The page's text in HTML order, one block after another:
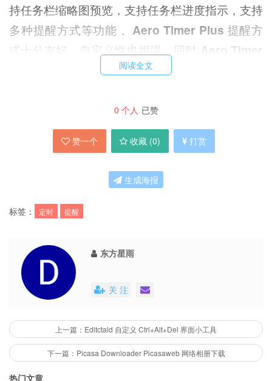
持任务栏缩略图预览，支持任务栏进度指示，支持
多种提醒方式等功能， Aero Timer Plus 提醒方
式十分友好，自定义性也很强，同时 Aero Timer
还提供定时关机功能，很周道！
P.S. 官方还提供了 Chrome 的
扩展，需要的请移步官网下载！
(1.3 MB): 官方网站 | 来自93876软件园
阅读全文
0 个人 已赞
赞一个 收藏 (0) 打赏
生成海报
标签： 定时 提醒
东方星雨
关 注
上一篇：Editctald 自定义 Ctrl+Alt+Del 界面小工具
下一篇：Picasa Downloader Picasaweb 网络相册下载
热门文章